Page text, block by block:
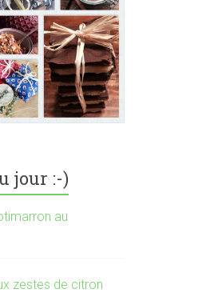
jour :-)
au
zestes de citron